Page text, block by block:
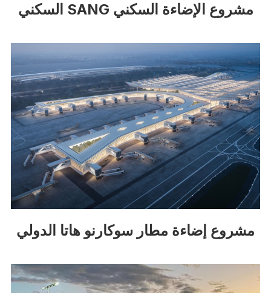
مشروع الإضاءة السكني SANG السكني
مشروع إضاءة مطار سوكارنو هاتا الدولي